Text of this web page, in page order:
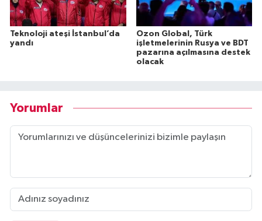
Teknoloji ateşi İstanbul’da
yandı
Ozon Global, Türk
işletmelerinin Rusya ve BDT
pazarına açılmasına destek
olacak
Yorumlar